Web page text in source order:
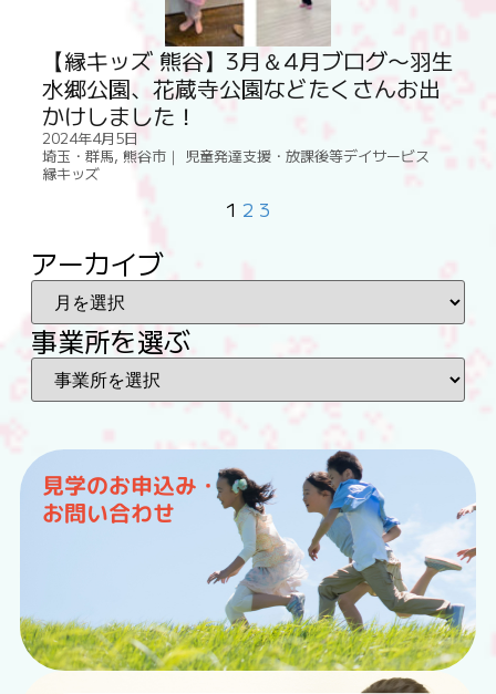
【縁キッズ 熊谷】3月＆4月ブログ〜羽生
水郷公園、花蔵寺公園などたくさんお出
かけしました！
2024年4月5日
埼玉・群馬, 熊谷市｜ 児童発達支援・放課後等デイサービス
縁キッズ
1 2 3
アーカイブ
事業所を選ぶ
見学のお申込み・
お問い合わせ